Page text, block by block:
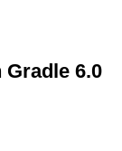
Gradle 6.0